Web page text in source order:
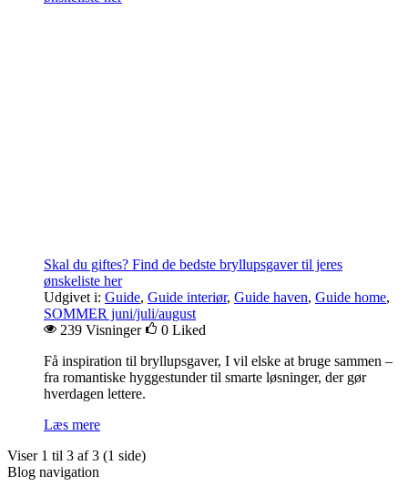
Skal du giftes? Find de bedste bryllupsgaver til jeres
ønskeliste her
Udgivet i: Guide, Guide interiør, Guide haven, Guide home,
SOMMER juni/juli/august
239 Visninger
0 Liked
Få inspiration til bryllupsgaver, I vil elske at bruge sammen –
fra romantiske hyggestunder til smarte løsninger, der gør
hverdagen lettere.
Læs mere
Viser 1 til 3 af 3 (1 side)
Blog navigation